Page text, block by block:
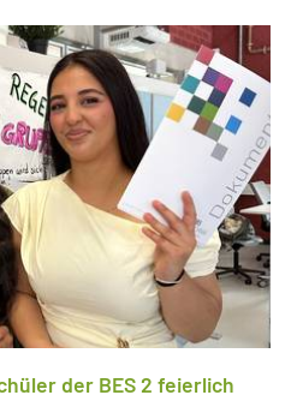
der BES 2 feierlich